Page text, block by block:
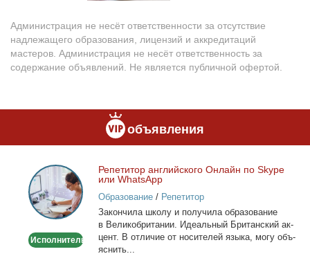
Администрация не несёт ответственности за отсутствие
надлежащего образования, лицензий и аккредитаций
мастеров. Администрация не несёт ответственность за
содержание объявлений. Не является публичной офертой.
объявления
Репетитор
английского
Онлайн
по
или
Исполнитель
Ре­пе­ти­тор ан­глий­ско­го Он­лайн по Skype
или WhatsApp
Образование/ Репетитор
За­кон­чи­ла шко­лу и по­лу­чи­ла об­ра­зо­ва­ние
в Ве­ли­ко­бри­та­нии. Иде­аль­ный Бри­тан­ский ак­
цент. В от­ли­чие от но­си­те­лей язы­ка, мо­гу объ­
яс­нить...